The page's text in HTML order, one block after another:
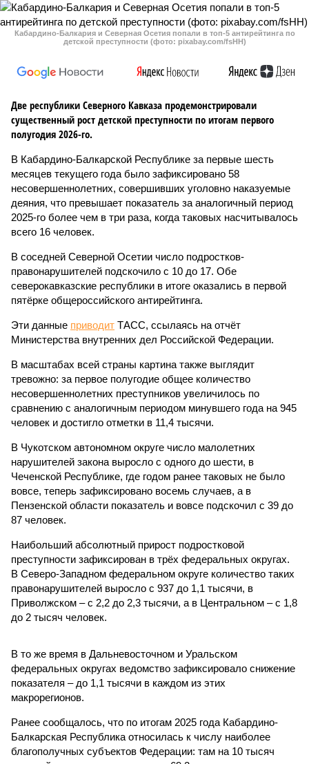
Кабардино-Балкария и Северная Осетия попали в топ-5 антирейтинга по
детской преступности (фото: pixabay.com/fsHH)
Две республики Северного Кавказа продемонстрировали
существенный рост детской преступности по итогам первого
полугодия 2026-го.
В Кабардино-Балкарской Республике за первые шесть
месяцев текущего года было зафиксировано 58
несовершеннолетних, совершивших уголовно наказуемые
деяния, что превышает показатель за аналогичный период
2025-го более чем в три раза, когда таковых насчитывалось
всего 16 человек.
В соседней Северной Осетии число подростков-
правонарушителей подскочило с 10 до 17. Обе
северокавказские республики в итоге оказались в первой
пятёрке общероссийского антирейтинга.
Эти данные приводит ТАСС, ссылаясь на отчёт
Министерства внутренних дел Российской Федерации.
В масштабах всей страны картина также выглядит
тревожно: за первое полугодие общее количество
несовершеннолетних преступников увеличилось по
сравнению с аналогичным периодом минувшего года на 945
человек и достигло отметки в 11,4 тысячи.
В Чукотском автономном округе число малолетних
нарушителей закона выросло с одного до шести, в
Чеченской Республике, где годом ранее таковых не было
вовсе, теперь зафиксировано восемь случаев, а в
Пензенской области показатель и вовсе подскочил с 39 до
87 человек.
Наибольший абсолютный прирост подростковой
преступности зафиксирован в трёх федеральных округах.
В Северо-Западном федеральном округе количество таких
правонарушителей выросло с 937 до 1,1 тысячи, в
Приволжском – с 2,2 до 2,3 тысячи, а в Центральном – с 1,8
до 2 тысяч человек.
В то же время в Дальневосточном и Уральском
федеральных округах ведомство зафиксировало снижение
показателя – до 1,1 тысячи в каждом из этих
макрорегионов.
Ранее сообщалось, что по итогам 2025 года Кабардино-
Балкарская Республика относилась к числу наиболее
благополучных субъектов Федерации: там на 10 тысяч